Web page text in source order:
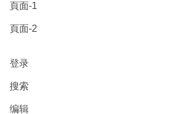
頁面-1
頁面-2
登录
搜索
编辑